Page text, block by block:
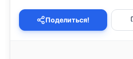
Поделиться!